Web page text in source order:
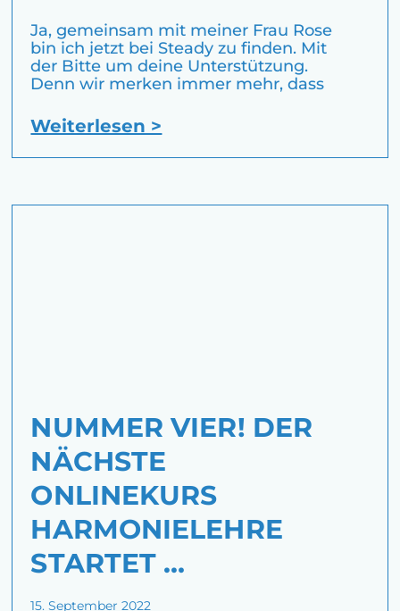
Ja, gemeinsam mit meiner Frau Rose
bin ich jetzt bei Steady zu finden. Mit
der Bitte um deine Unterstützung.
Denn wir merken immer mehr, dass
Weiterlesen >
NUMMER VIER! DER
NÄCHSTE
ONLINEKURS
HARMONIELEHRE
STARTET …
15. September 2022